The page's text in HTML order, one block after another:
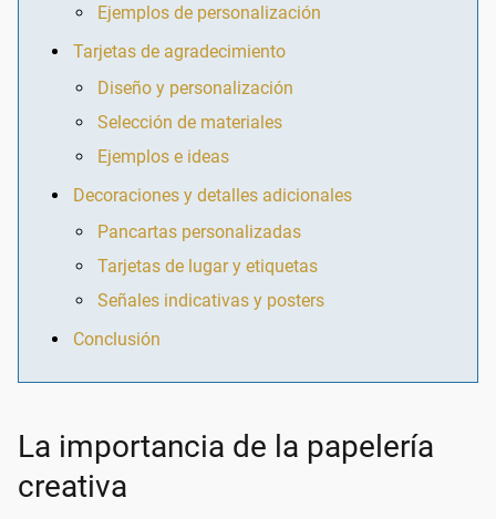
Ejemplos de personalización
Tarjetas de agradecimiento
Diseño y personalización
Selección de materiales
Ejemplos e ideas
Decoraciones y detalles adicionales
Pancartas personalizadas
Tarjetas de lugar y etiquetas
Señales indicativas y posters
Conclusión
La importancia de la papelería
creativa